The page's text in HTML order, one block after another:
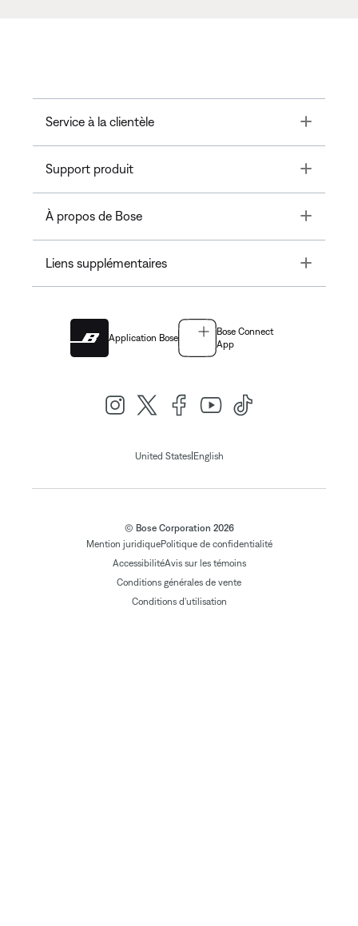
Service à la clientèle Toggle
Support produit Toggle
À propos de Bose Toggle
Liens supplémentaires Toggle
Application Bose
Bose Connect
App
United States| English
© Bose Corporation 2026
Mention juridiquePolitique de confidentialité
AccessibilitéAvis sur les témoins
Conditions générales de vente
Conditions d'utilisation